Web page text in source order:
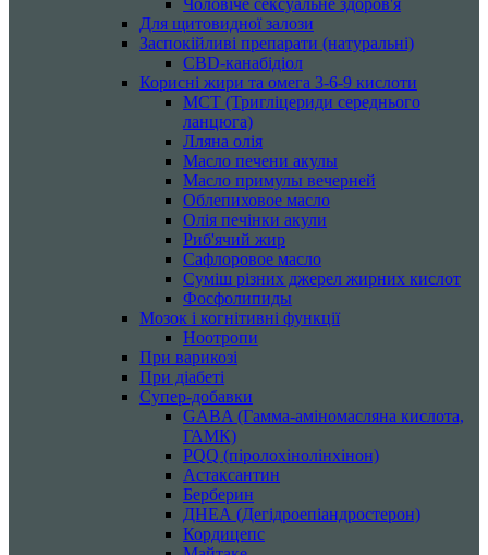
Для щитовидної залози
Заспокійливі препарати (натуральні)
CBD-канабідіол
Корисні жири та омега 3-6-9 кислоти
MCT (Тригліцериди середнього
ланцюга)
Лляна олія
Масло печени акулы
Масло примулы вечерней
Облепиховое масло
Олія печінки акули
Риб'ячий жир
Сафлоровое масло
Суміш різних джерел жирних кислот
Фосфолипиды
Мозок і когнітивні функції
Ноотропи
При варикозі
При діабеті
Супер-добавки
GABA (Гамма-аміномасляна кислота,
ГАМК)
PQQ (піролохінолінхінон)
Астаксантин
Берберин
ДНЕА (Дегідроепіандростерон)
Кордицепс